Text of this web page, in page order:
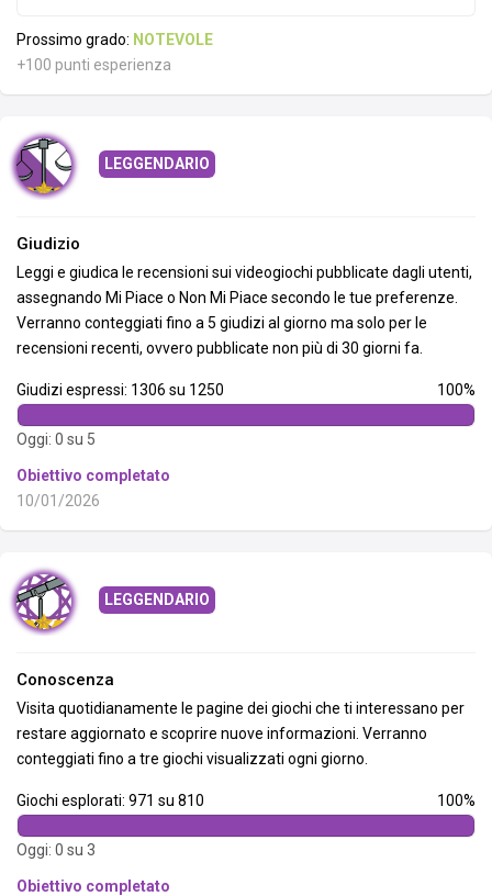
Prossimo grado: NOTEVOLE
+100 punti esperienza
LEGGENDARIO
Giudizio
Leggi e giudica le recensioni sui videogiochi pubblicate dagli utenti,
assegnando Mi Piace o Non Mi Piace secondo le tue preferenze.
Verranno conteggiati fino a 5 giudizi al giorno ma solo per le
recensioni recenti, ovvero pubblicate non più di 30 giorni fa.
Giudizi espressi: 1306 su 1250 100%
Oggi: 0 su 5
Obiettivo completato
10/01/2026
LEGGENDARIO
Conoscenza
Visita quotidianamente le pagine dei giochi che ti interessano per
restare aggiornato e scoprire nuove informazioni. Verranno
conteggiati fino a tre giochi visualizzati ogni giorno.
Giochi esplorati: 971 su 810 100%
Oggi: 0 su 3
Obiettivo completato